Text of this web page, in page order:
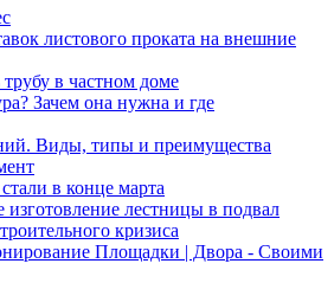
листового проката на внешние
в частном доме
Зачем она нужна и где
Виды, типы и преимущества
в конце марта
изготовление лестницы в подвал
кризиса
Площадки | Двора - Своими